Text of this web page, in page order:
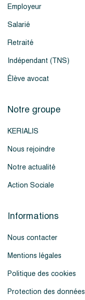
Employeur
Salarié
Retraité
Indépendant (TNS)
Élève avocat
Notre groupe
KERIALIS
Nous rejoindre
Notre actualité
Action Sociale
Informations
Nous contacter
Mentions légales
Politique des cookies
Protection des données